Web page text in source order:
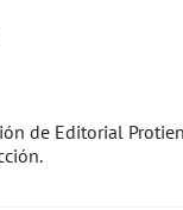
de Editorial